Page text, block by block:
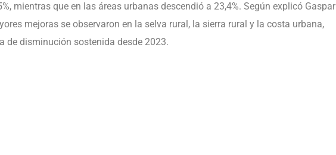
mientras que en las áreas urbanas descendió a 23,4%. Según explicó Gaspar
mejoras se observaron en la selva rural, la sierra rural y la costa urbana,
de disminución sostenida desde 2023.